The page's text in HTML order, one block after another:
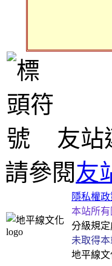
友站
請參閱友
隱私權政
本站所
分級規定
未取得
地平線